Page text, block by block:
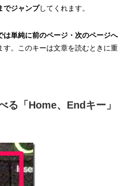
でジャンプしてくれます。
は単純に前のページ・次のページへ
す。このキーは文章を読むときに重
る「Home、Endキー」